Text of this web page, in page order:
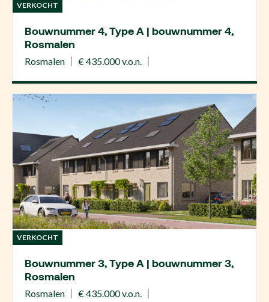
VERKOCHT
Bouwnummer 4, Type A | bouwnummer 4,
Rosmalen
Rosmalen € 435.000 v.o.n.
VERKOCHT
Bouwnummer 3, Type A | bouwnummer 3,
Rosmalen
Rosmalen € 435.000 v.o.n.